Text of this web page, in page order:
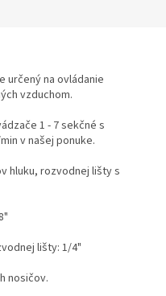
určený na ovládanie
vzduchom.
1 - 7 sekčné s
v našej ponuke.
hluku, rozvodnej lišty s
lišty: 1/4"
nosičov.